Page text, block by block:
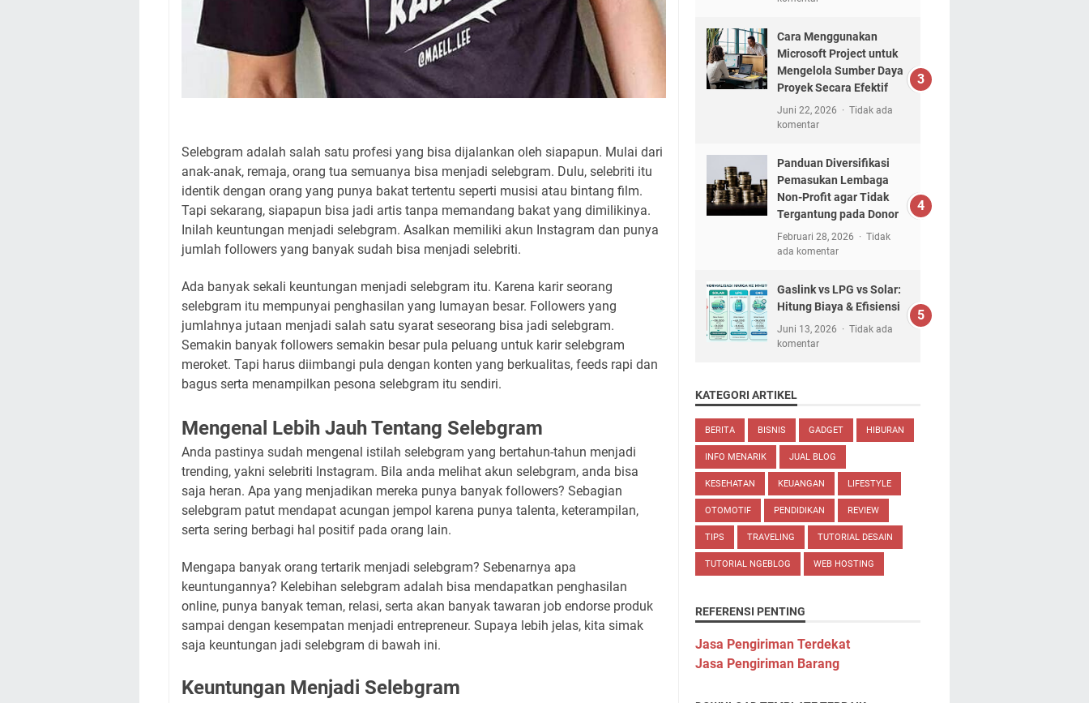
Selebgram adalah salah satu profesi yang bisa dijalankan oleh siapapun. Mulai dari
anak-anak, remaja, orang tua semuanya bisa menjadi selebgram. Dulu, selebriti itu
identik dengan orang yang punya bakat tertentu seperti musisi atau bintang film.
Tapi sekarang, siapapun bisa jadi artis tanpa memandang bakat yang dimilikinya.
Inilah keuntungan menjadi selebgram. Asalkan memiliki akun Instagram dan punya
jumlah followers yang banyak sudah bisa menjadi selebriti.
Ada banyak sekali keuntungan menjadi selebgram itu. Karena karir seorang
selebgram itu mempunyai penghasilan yang lumayan besar. Followers yang
jumlahnya jutaan menjadi salah satu syarat seseorang bisa jadi selebgram.
Semakin banyak followers semakin besar pula peluang untuk karir selebgram
meroket. Tapi harus diimbangi pula dengan konten yang berkualitas, feeds rapi dan
bagus serta menampilkan pesona selebgram itu sendiri.
Mengenal Lebih Jauh Tentang Selebgram
Anda pastinya sudah mengenal istilah selebgram yang bertahun-tahun menjadi
trending, yakni selebriti Instagram. Bila anda melihat akun selebgram, anda bisa
saja heran. Apa yang menjadikan mereka punya banyak followers? Sebagian
selebgram patut mendapat acungan jempol karena punya talenta, keterampilan,
serta sering berbagi hal positif pada orang lain.
Mengapa banyak orang tertarik menjadi selebgram? Sebenarnya apa
keuntungannya? Kelebihan selebgram adalah bisa mendapatkan penghasilan
online, punya banyak teman, relasi, serta akan banyak tawaran job endorse produk
sampai dengan kesempatan menjadi entrepreneur. Supaya lebih jelas, kita simak
saja keuntungan jadi selebgram di bawah ini.
Keuntungan Menjadi Selebgram
Cara Menggunakan
Microsoft Project untuk
Mengelola Sumber Daya
Proyek Secara Efektif
Juni 22, 2026
Tidak ada
komentar
Panduan Diversifikasi
Pemasukan Lembaga
Non-Profit agar Tidak
Tergantung pada Donor
Februari 28, 2026
Tidak
ada komentar
Gaslink vs LPG vs Solar:
Hitung Biaya & Efisiensi
Juni 13, 2026
Tidak ada
komentar
KATEGORI ARTIKEL
BERITA BISNIS GADGET HIBURAN
INFO MENARIK JUAL BLOG
KESEHATAN KEUANGAN LIFESTYLE
OTOMOTIF PENDIDIKAN REVIEW
TIPS TRAVELING TUTORIAL DESAIN
TUTORIAL NGEBLOG WEB HOSTING
REFERENSI PENTING
Jasa Pengiriman Terdekat
Jasa Pengiriman Barang